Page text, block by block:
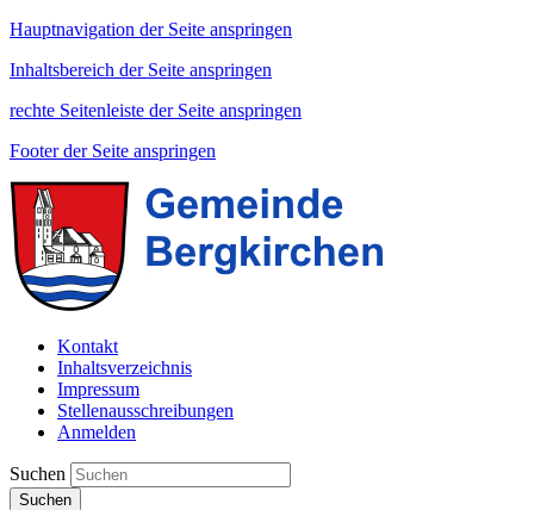
Hauptnavigation der Seite anspringen
Inhaltsbereich der Seite anspringen
rechte Seitenleiste der Seite anspringen
Footer der Seite anspringen
Kontakt
Inhaltsverzeichnis
Impressum
Stellenausschreibungen
Anmelden
Suchen
Suchen